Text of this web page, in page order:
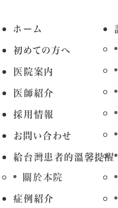
ホーム
初めての方へ
医院案内
医師紹介
採用情報
お問い合わせ
給台灣患者的溫馨提醒
關於本院
症例紹介